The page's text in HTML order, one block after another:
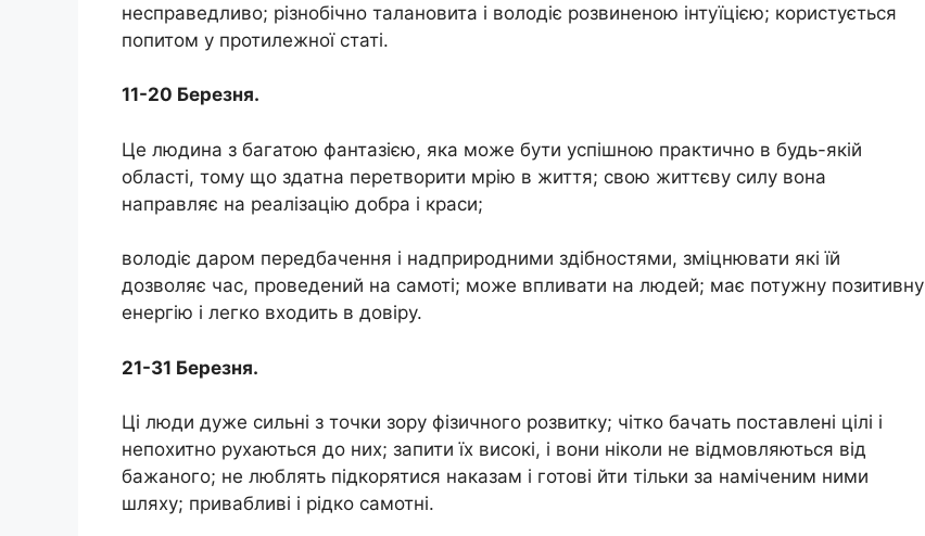
несправедливо; різнобічно талановита і володіє розвиненою інтуїцією; користується
попитом у протилежної статі.
11-20 Березня.
Це людина з багатою фантазією, яка може бути успішною практично в будь-якій
області, тому що здатна перетворити мрію в життя; свою життєву силу вона
направляє на реалізацію добра і краси;
володіє даром передбачення і надприродними здібностями, зміцнювати які їй
дозволяє час, проведений на самоті; може впливати на людей; має потужну позитивну
енергію і легко входить в довіру.
21-31 Березня.
Ці люди дуже сильні з точки зору фізичного розвитку; чітко бачать поставлені цілі і
непохитно рухаються до них; запити їх високі, і вони ніколи не відмовляються від
бажаного; не люблять підкорятися наказам і готові йти тільки за наміченим ними
шляху; привабливі і рідко самотні.